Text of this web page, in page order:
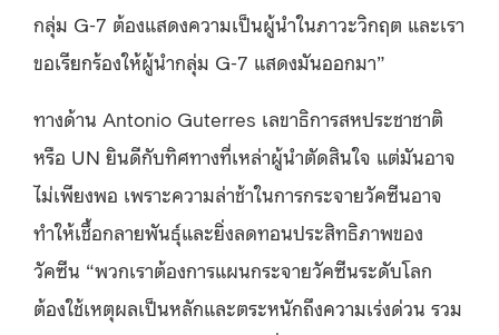
กลุ่ม G-7 ต้องแสดงความเป็นผู้นำในภาวะวิกฤต และเรา
ขอเรียกร้องให้ผู้นำกลุ่ม G-7 แสดงมันออกมา”
ทางด้าน Antonio Guterres เลขาธิการสหประชาชาติ
หรือ UN ยินดีกับทิศทางที่เหล่าผู้นำตัดสินใจ แต่มันอาจ
ไม่เพียงพอ เพราะความล่าช้าในการกระจายวัคซีนอาจ
ทำให้เชื้อกลายพันธุ์และยิ่งลดทอนประสิทธิภาพของ
วัคซีน “พวกเราต้องการแผนกระจายวัคซีนระดับโลก
ต้องใช้เหตุผลเป็นหลักและตระหนักถึงความเร่งด่วน รวม